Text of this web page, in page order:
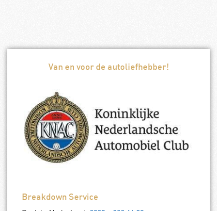
Van en voor de autoliefhebber!
Breakdown Service